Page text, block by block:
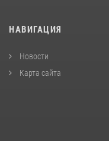
НАВИГАЦИЯ
Новости
Карта сайта